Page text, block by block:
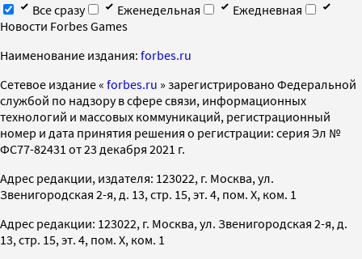
Все сразу
Еженедельная
Ежедневная
Новости Forbes Games
Наименование издания: forbes.ru
Cетевое издание « forbes.ru » зарегистрировано Федеральной
службой по надзору в сфере связи, информационных
технологий и массовых коммуникаций, регистрационный
номер и дата принятия решения о регистрации: серия Эл №
ФС77-82431 от 23 декабря 2021 г.
Адрес редакции, издателя: 123022, г. Москва, ул.
Звенигородская 2-я, д. 13, стр. 15, эт. 4, пом. X, ком. 1
Адрес редакции: 123022, г. Москва, ул. Звенигородская 2-я, д.
13, стр. 15, эт. 4, пом. X, ком. 1